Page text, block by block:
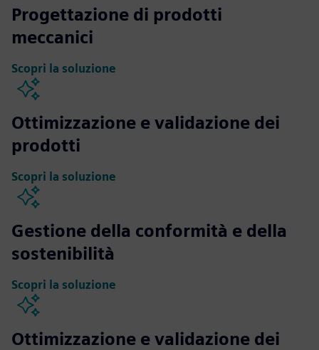
Progettazione di prodotti
meccanici
Scopri la soluzione
Ottimizzazione e validazione dei
prodotti
Scopri la soluzione
Gestione della conformità e della
sostenibilità
Scopri la soluzione
Ottimizzazione e validazione dei